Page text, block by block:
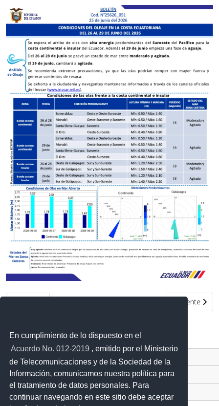
En cumplimiento de lo dispuesto en el
Acuerdo No. 012-2019 , emitido por el Ministerio
de Telecomunicaciones y de la Sociedad de la
Información, comunicamos nuestra política para
el tratamiento de datos personales. Para
continuar navegando en este sitio debe aceptar
Artículo anterior: Condiciones de oleaje en la costa ecuatoriana
Artículo
Siguiente
Contacto Ciudadano Digital
Portal Trámites Ciudadanos
Sistema Nacional de Información (SNI)